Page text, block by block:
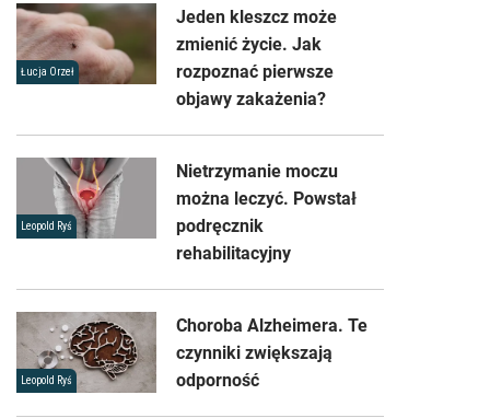
Łucja Orzeł
Jeden kleszcz może
zmienić życie. Jak
rozpoznać pierwsze
objawy zakażenia?
Leopold Ryś
Nietrzymanie moczu
można leczyć. Powstał
podręcznik
rehabilitacyjny
Leopold Ryś
Choroba Alzheimera. Te
czynniki zwiększają
odporność